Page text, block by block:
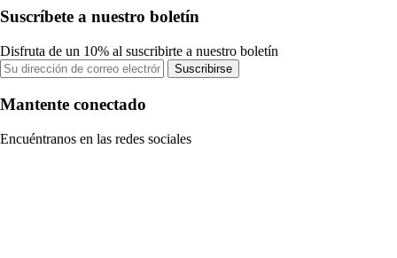
Suscríbete a nuestro boletín
Disfruta de un 10% al suscribirte a nuestro boletín
Suscribirse
Mantente conectado
Encuéntranos en las redes sociales